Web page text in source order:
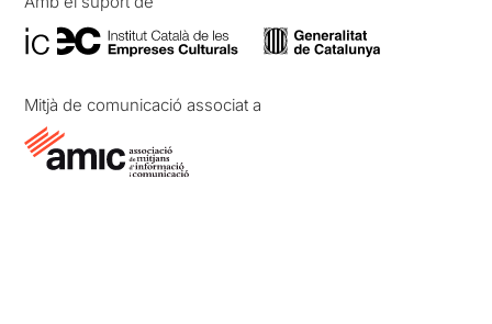
Mitjà de comunicació associat a